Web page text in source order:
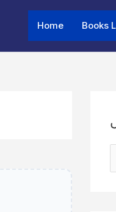
Home Books